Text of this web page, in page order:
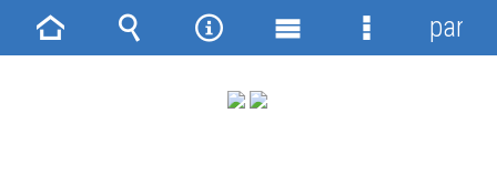
Strona Wyszukiwarka
NarzędziaMenu
Menu
panel